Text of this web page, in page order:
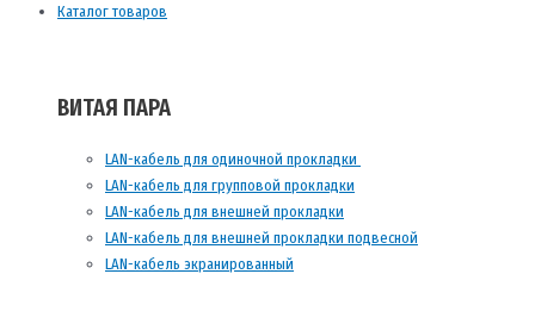
Каталог товаров
ВИТАЯ ПАРА
LAN-кабель для одиночной прокладки
LAN-кабель для групповой прокладки
LAN-кабель для внешней прокладки
LAN-кабель для внешней прокладки подвесной
LAN-кабель экранированный